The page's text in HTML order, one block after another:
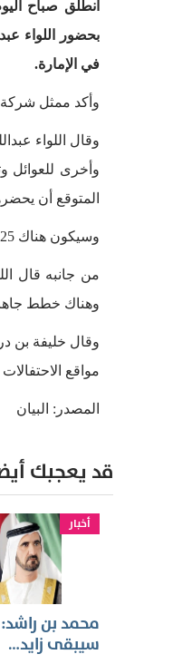
بحضور اللواء
في الإمارة.
وأكد ممثل شركة
المتوقع أن يحضرها حوالي 2 مليون
وسيكون هناك 25 موقع مخصص للاحتفالات في دبي يمكن للزوار زيارتها.
وهناك خطط
مواقع الاحتفالات و 150 نقطة إسعافية و 1200 مسعف سيتواجدون لتأمين
المصدر: البيان
قد يعجبك
أخبار
محمد بن راشد:
سيبقى زايد…